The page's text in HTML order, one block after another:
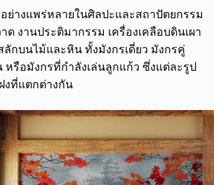
ย่างแพร่หลายในศิลปะและสถาปัตยกรรม
ด งานประติมากรรม เครื่องเคลือบดินเผา
กบนไม้และหิน ทั้งมังกรเดี่ยว มังกรคู่
หรือมังกรที่กำลังเล่นลูกแก้ว ซึ่งแต่ละรูป
งที่แตกต่างกัน